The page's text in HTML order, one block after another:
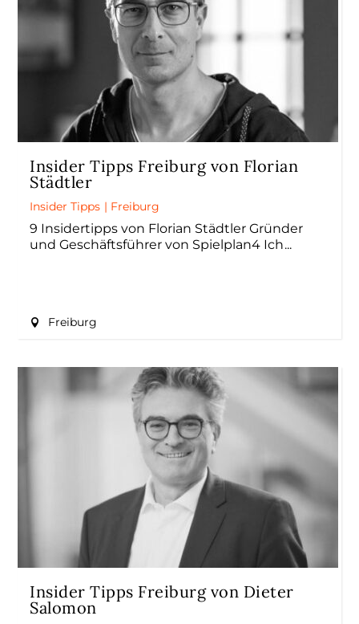
Insider Tipps Freiburg von Florian
Städtler
Insider Tipps | Freiburg
9 Insidertipps von Florian Städtler Gründer
und Geschäftsführer von Spielplan4 Ich
Freiburg
Insider Tipps Freiburg von Dieter
Salomon